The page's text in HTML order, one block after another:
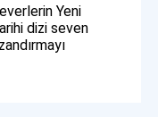
Yeni
dizi seven